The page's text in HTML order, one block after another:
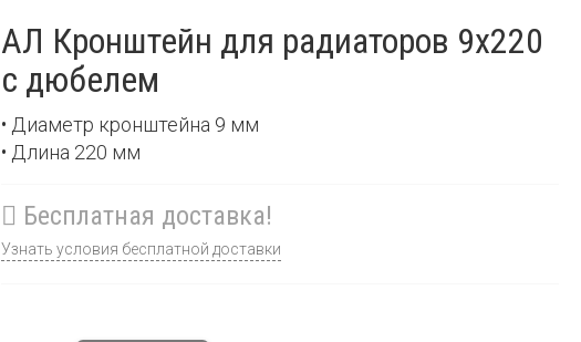
АЛ Кронштейн для радиаторов 9х220
с дюбелем
• Диаметр кронштейна 9 мм
• Длина 220 мм
Бесплатная доставка!
Узнать условия бесплатной доставки